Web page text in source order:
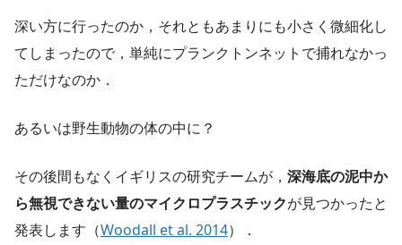
深い方に行ったのか，それともあまりにも小さく微細化し
てしまったので，単純にプランクトンネットで捕れなかっ
ただけなのか．
あるいは野生動物の体の中に？
その後間もなくイギリスの研究チームが， 深海底の泥中か
ら無視できない量のマイクロプラスチックが見つかったと
発表します（Woodall et al. 2014）．